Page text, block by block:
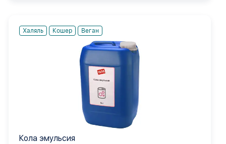
Халяль Кошер Веган
Кола эмульсия